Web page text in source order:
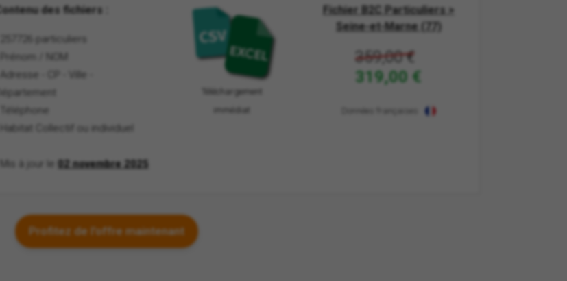
Contenu des fichiers :
- 257726 particuliers
- Prénom / NOM
- Adresse - CP - Ville -
Département
- Téléphone
- Habitat Collectif ou individuel
- Mis à jour le 02 novembre 2025
Téléchargement
immédiat
Fichier B2C Particuliers >
Seine-et-Marne (77)
359,00 €
319,00 €
Données françaises
Profitez de l'offre maintenant